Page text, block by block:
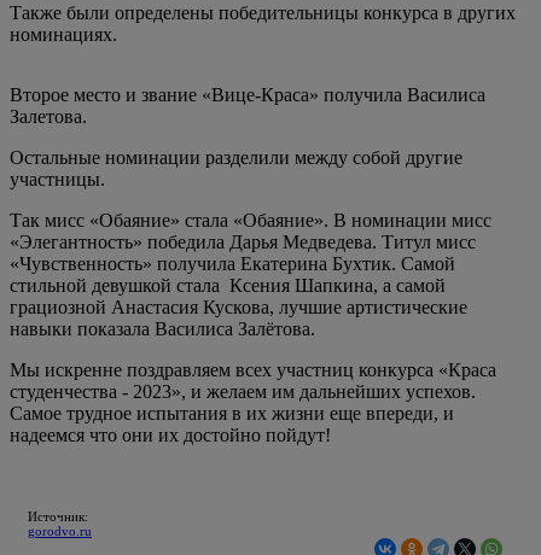
Также были определены победительницы конкурса в других
номинациях.
Второе место и звание «Вице-Краса» получила Василиса
Залетова.
Остальные номинации разделили между собой другие
участницы.
Так мисс «Обаяние» стала «Обаяние». В номинации мисс
«Элегантность» победила Дарья Медведева. Титул мисс
«Чувственность» получила Екатерина Бухтик. Самой
стильной девушкой стала Ксения Шапкина, а самой
грациозной Анастасия Кускова, лучшие артистические
навыки показала Василиса Залётова.
Мы искренне поздравляем всех участниц конкурса «Краса
студенчества - 2023», и желаем им дальнейших успехов.
Самое трудное испытания в их жизни еще впереди, и
надеемся что они их достойно пойдут!
Источник:
gorodvo.ru